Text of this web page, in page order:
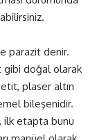
parazit denir.
gibi doğal olarak
plaser altın
bileşenidir.
ilk etapta bunu